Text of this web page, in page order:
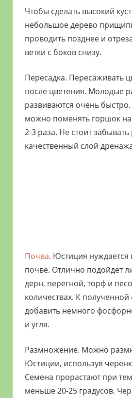
Чтобы сделать высокий
небольшое дерево
проводить позднее и
ветки с боков снизу.
Пересадка. Пересаживать
после цветения. Молодые
развиваются очень
можно поменять горшок
2-3 раза. Не стоит
качественный слой
Почва. Юстиция
почве. Отлично подойдет
дерн, перегной, торф и
количествах. К
добавить немного
и угля.
Размножение. Можно
Юстиции, используя
Семена прорастают при
меньше 20-25 градусов.